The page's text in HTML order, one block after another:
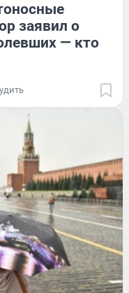
заявил о
— кто